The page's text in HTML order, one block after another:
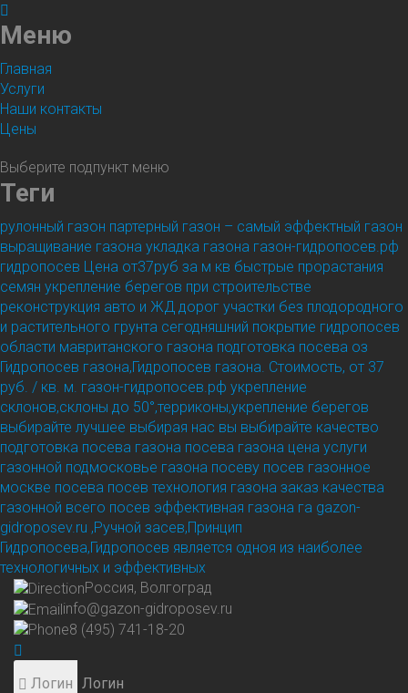
Меню
Главная
Услуги
Наши контакты
Цены
Выберите подпункт меню
Теги
рулонный газон партерный газон – самый эффектный газон
выращивание газона укладка газона газон-гидропосев.рф
гидропосев Цена от37руб за м кв быстрые прорастания
семян укрепление берегов при строительстве
реконструкция авто и ЖД дорог участки без плодородного
и растительного грунта сегодняшний покрытие гидропосев
области мавританского газона подготовка посева оз
Гидропосев газона,Гидропосев газона. Стоимость, от 37
руб. / кв. м. газон-гидропосев.рф укрепление
склонов,склоны до 50°,терриконы,укрепление берегов
выбирайте лучшее выбирая нас вы выбирайте качество
подготовка посева газона посева газона цена услуги
газонной подмосковье газона посеву посев газонное
москве посева посев технология газона заказ качества
газонной всего посев эффективная газона га gazon-
gidroposev.ru ,Ручной засев,Принцип
Гидропосева,Гидропосев является одноя из наиболее
технологичных и эффективных
Россия, Волгоград
info@gazon-gidroposev.ru
8 (495) 741-18-20
Логин